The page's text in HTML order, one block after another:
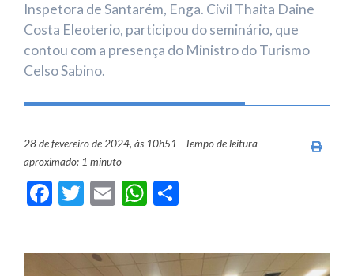
Inspetora de Santarém, Enga. Civil Thaita Daine
Costa Eleoterio, participou do seminário, que
contou com a presença do Ministro do Turismo
Celso Sabino.
28 de fevereiro de 2024, às 10h51 - Tempo de leitura
aproximado: 1 minuto
Facebook
Twitter
EmailWhatsApp